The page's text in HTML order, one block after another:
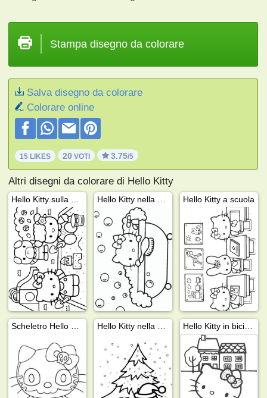
Stampa disegno da colorare
Salva disegno da colorare
Colorare online
15 LIKES 20 VOTI 3.75/5
Altri disegni da colorare di Hello Kitty
Hello Kitty a scuola